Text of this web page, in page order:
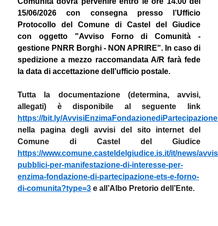
15/06/2026 con consegna presso l’Ufficio
Protocollo del Comune di Castel del Giudice
con oggetto "Avviso Forno di Comunità -
gestione PNRR Borghi - NON APRIRE". In caso di
spedizione a mezzo raccomandata A/R farà fede
la data di accettazione dell’ufficio postale.
Tutta la documentazione (determina, avvisi,
allegati) è disponibile al seguente link
https://bit.ly/
nella pagina degli avvisi del sito internet del
Comune di Castel del Giudice
https://www.comune.casteldelgiudice.is.it/it/news/
pubblici-per-manifestazione-di-interesse-per-
enzima-fondazione-di-partecipazione-ets-e-forno-
di-comunita?type=3 e all’Albo Pretorio dell’Ente.